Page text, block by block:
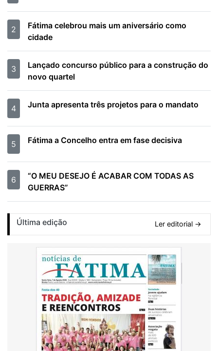
2
Fátima celebrou mais um aniversário como
cidade
3
Lançado concurso público para a construção do
novo quartel
4 Junta apresenta três projetos para o mandato
5 Fátima a Concelho entra em fase decisiva
6
“O MEU DESEJO É ACABAR COM TODAS AS
GUERRAS”
Última edição Ler editorial →